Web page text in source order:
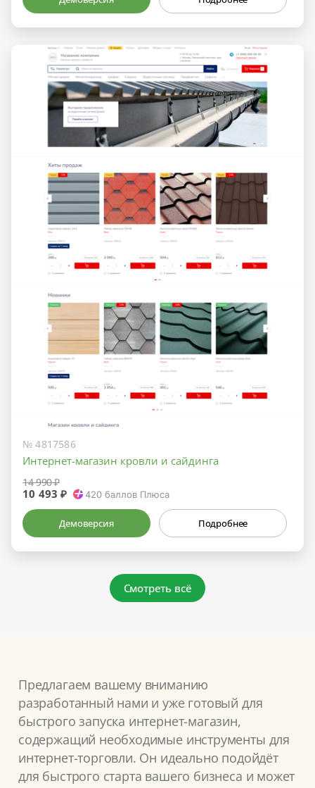
№ 4817586
Интернет-магазин кровли и сайдинга
14 990 ₽
10 493 ₽ 420баллов Плюса
Демоверсия Подробнее
Смотреть всё
Предлагаем вашему вниманию
разработанный нами и уже готовый для
быстрого запуска интернет-магазин,
содержащий необходимые инструменты для
интернет-торговли. Он идеально подойдёт
для быстрого старта вашего бизнеса и может